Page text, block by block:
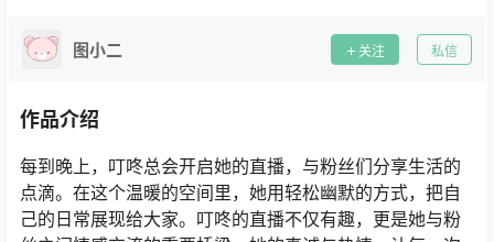
图小二 关注 私信
作品介绍
每到晚上，叮咚总会开启她的直播，与粉丝们分享生活的
点滴。在这个温暖的空间里，她用轻松幽默的方式，把自
己的日常展现给大家。叮咚的直播不仅有趣，更是她与粉